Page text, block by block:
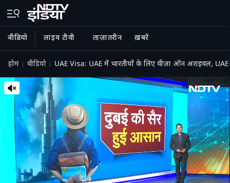
वीडियो लाइव टीवी ताज़ातरीन ख़बरें
होम वीडियो UAE Visa: UAE में भारतीयों के लिए वीज़ा ऑन अराइवल,